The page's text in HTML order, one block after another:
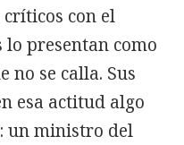
con el
lo presentan como
no se calla. Sus
esa actitud algo
un ministro del